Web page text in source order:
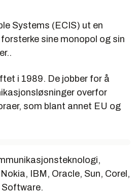
Systems (ECIS) ut en
sine monopol og sin
i 1989. De jobber for å
overfor
som blant annet EU og
IBM, Oracle, Sun, Corel,
Software.